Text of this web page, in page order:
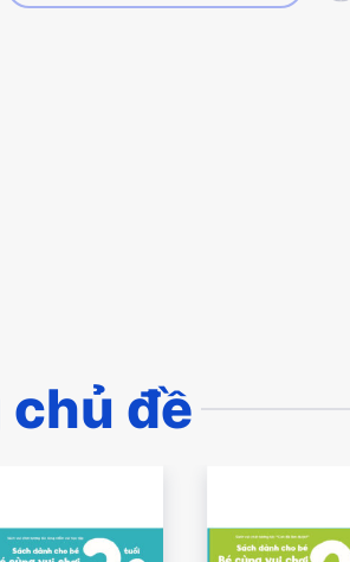
chủ đề